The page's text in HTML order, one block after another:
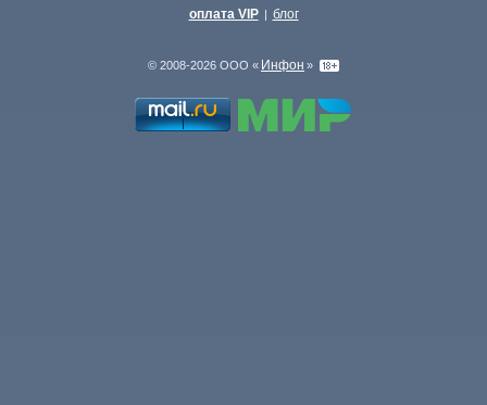
оплата VIP | блог
© 2008-2026 ООО « Инфон »